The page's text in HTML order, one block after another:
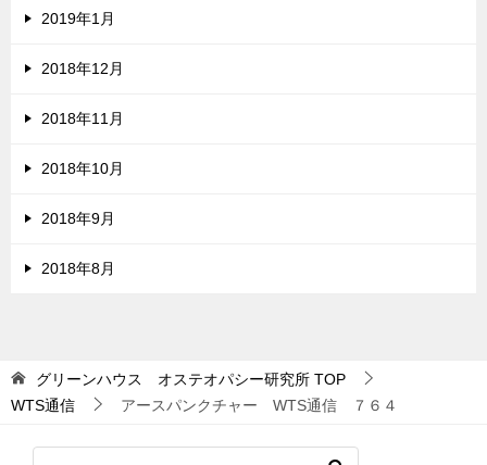
2019年1月
2018年12月
2018年11月
2018年10月
2018年9月
2018年8月
グリーンハウス オステオパシー研究所 TOP
WTS通信
アースパンクチャー WTS通信 ７６４